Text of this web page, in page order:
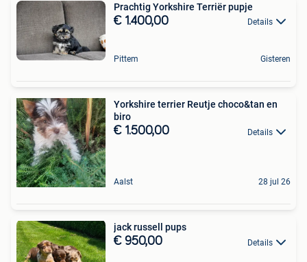
Prachtig Yorkshire Terriër pupje
€ 1.400,00 Details
Pittem Gisteren
Yorkshire terrier Reutje choco&tan en
biro
€ 1.500,00 Details
Aalst 28 jul 26
jack russell pups
€ 950,00 Details